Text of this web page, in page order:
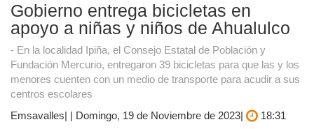
Gobierno entrega bicicletas en
apoyo a niñas y niños de Ahualulco
- En la localidad Ipiña, el Consejo Estatal de Población y
Fundación Mercurio, entregaron 39 bicicletas para que las y los
menores cuenten con un medio de transporte para acudir a sus
centros escolares
Emsavalles| | Domingo, 19 de Noviembre de 2023|
18:31